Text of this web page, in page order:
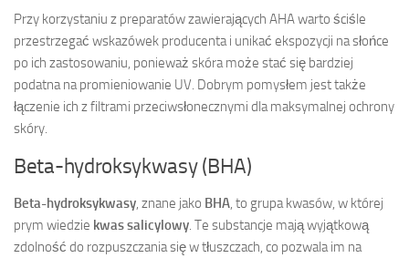
Przy korzystaniu z preparatów zawierających AHA warto ściśle
przestrzegać wskazówek producenta i unikać ekspozycji na słońce
po ich zastosowaniu, ponieważ skóra może stać się bardziej
podatna na promieniowanie UV. Dobrym pomysłem jest także
łączenie ich z filtrami przeciwsłonecznymi dla maksymalnej ochrony
skóry.
Beta-hydroksykwasy (BHA)
Beta-hydroksykwasy, znane jako BHA, to grupa kwasów, w której
prym wiedzie kwas salicylowy. Te substancje mają wyjątkową
zdolność do rozpuszczania się w tłuszczach, co pozwala im na